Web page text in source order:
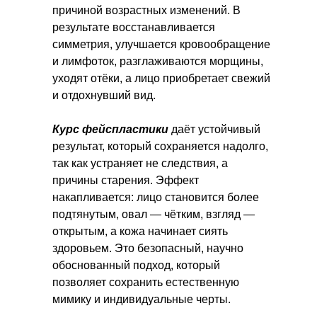
причиной возрастных изменений. В
результате восстанавливается
симметрия, улучшается кровообращение
и лимфоток, разглаживаются морщины,
уходят отёки, а лицо приобретает свежий
и отдохнувший вид.
Курс фейспластики даёт устойчивый
результат, который сохраняется надолго,
так как устраняет не следствия, а
причины старения. Эффект
накапливается: лицо становится более
подтянутым, овал — чётким, взгляд —
открытым, а кожа начинает сиять
здоровьем. Это безопасный, научно
обоснованный подход, который
позволяет сохранить естественную
мимику и индивидуальные черты.